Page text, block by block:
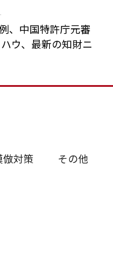
、中国特許庁元審
ウ、最新の知財ニ
倣対策 その他